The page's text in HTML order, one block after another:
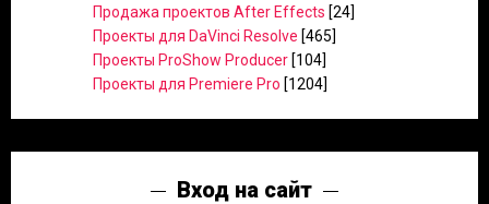
Продажа проектов After Effects [24]
Проекты для DaVinci Resolve [465]
Проекты ProShow Producer [104]
Проекты для Premiere Pro [1204]
Вход на сайт